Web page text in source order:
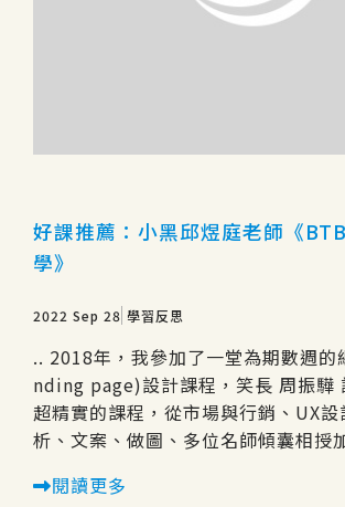
好課推薦：小黑邱煜庭老師《
學》
2022 Sep 28 學習反思
.. 2018年，我參加了一堂為期數週
nding page)設計課程，笑長 周振驊
超精實的課程，從市場與行銷、UX
析、文案、做圖、多位名師傾囊相授
閱讀更多